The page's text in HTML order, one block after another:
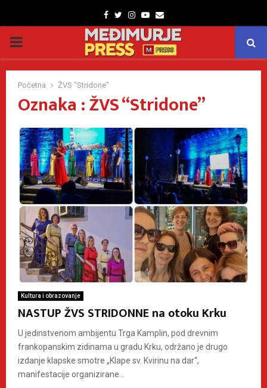
Facebook
TwitterInstagram
Youtube
Email
PRIMARY
MENU
Početna ŽVS "Stridone"
Oznaka : ŽVS “Stridone”
Kultura i obrazovanje
NASTUP ŽVS STRIDONNE na otoku Krku
U jedinstvenom ambijentu Trga Kamplin, pod drevnim
frankopanskim zidinama u gradu Krku, održano je drugo
izdanje klapske smotre „Klape sv. Kvirinu na dar“,
manifestacije organizirane...